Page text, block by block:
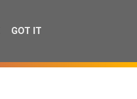
GOT IT